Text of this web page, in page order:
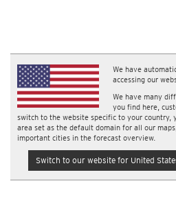
We have
accessing our
We have many
you find here,
switch to the website specific to your
area set as the default domain for all our
important cities in the forecast overview.
Switch to our website for United